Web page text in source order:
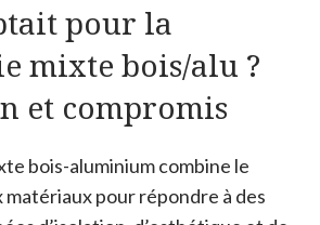
pour la
mixte bois/alu ?
et compromis
bois-aluminium combine le
matériaux pour répondre à des